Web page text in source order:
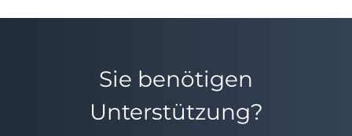
Sie benötigen
Unterstützung?